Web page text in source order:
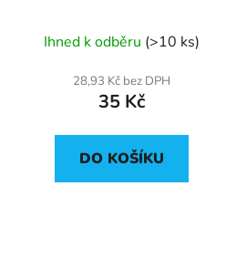
Ihned k odběru (>10 ks)
28,93 Kč bez DPH
35 Kč
DO KOŠÍKU